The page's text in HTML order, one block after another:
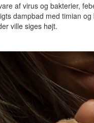
af virus og bakterier,
dampbad med timian
ville siges højt.